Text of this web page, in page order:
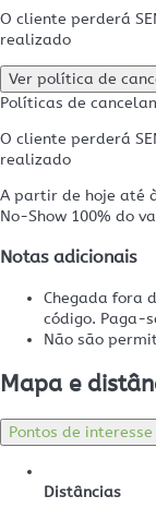
O cliente perderá
realizado
Ver política de
Políticas de
O cliente perderá
realizado
A partir de hoje até
No-Show 100% do
Notas adicionais
Chegada fora
código. Paga-
Não são
Mapa e
Pontos de interesse
Distâncias